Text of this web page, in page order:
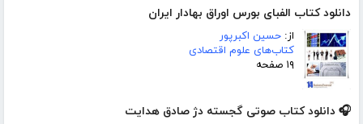
دانلود کتاب الفبای بورس اوراق بهادار ایران
از: حسین اکبرپور
کتاب‌های علوم اقتصادی
۱۹ صفحه
🎧 دانلود کتاب صوتی گجسته دژ صادق هدایت